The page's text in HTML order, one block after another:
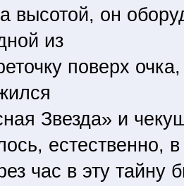
высотой, он
из
поверх
Звезда» и
естественно,
час в эту тайну